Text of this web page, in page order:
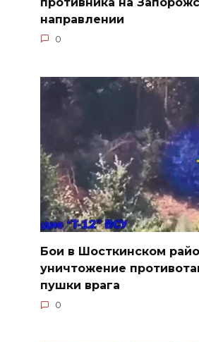
направлении
0
Бои в Шосткинском
уничтожение
пушки врага
0